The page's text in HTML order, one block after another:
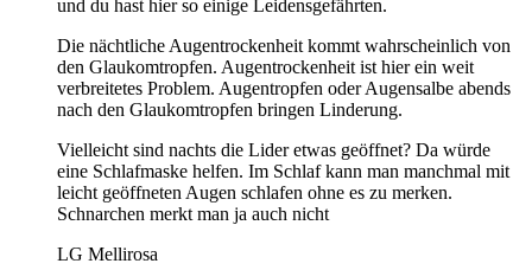
und du hast hier so einige Leidensgefährten.
Die nächtliche Augentrockenheit kommt wahrscheinlich von
den Glaukomtropfen. Augentrockenheit ist hier ein weit
verbreitetes Problem. Augentropfen oder Augensalbe abends
nach den Glaukomtropfen bringen Linderung.
Vielleicht sind nachts die Lider etwas geöffnet? Da würde
eine Schlafmaske helfen. Im Schlaf kann man manchmal mit
leicht geöffneten Augen schlafen ohne es zu merken.
Schnarchen merkt man ja auch nicht
LG Mellirosa